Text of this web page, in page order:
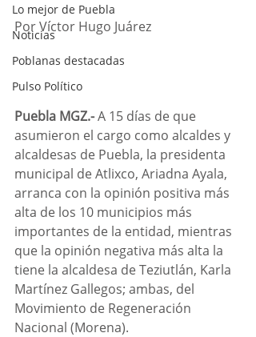
Lo mejor de Puebla
Noticias
Poblanas destacadas
Pulso Político
Por Víctor Hugo Juárez
Puebla MGZ.- A 15 días de que
asumieron el cargo como alcaldes y
alcaldesas de Puebla, la presidenta
municipal de Atlixco, Ariadna Ayala,
arranca con la opinión positiva más
alta de los 10 municipios más
importantes de la entidad, mientras
que la opinión negativa más alta la
tiene la alcaldesa de Teziutlán, Karla
Martínez Gallegos; ambas, del
Movimiento de Regeneración
Nacional (Morena).